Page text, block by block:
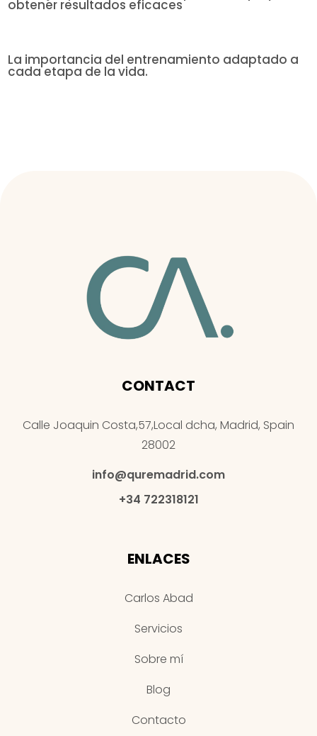
obtener resultados eficaces
La importancia del entrenamiento adaptado a
cada etapa de la vida.
CONTACT
Calle Joaquin Costa,57,Local dcha, Madrid, Spain
28002
info@quremadrid.com
+34 722318121
ENLACES
Carlos Abad
Servicios
Sobre mí
Blog
Contacto